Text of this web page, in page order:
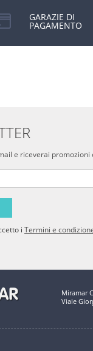
GARAZIE DI
PAGAMENTO
e riceverai
i Termini e
Miramar
Viale